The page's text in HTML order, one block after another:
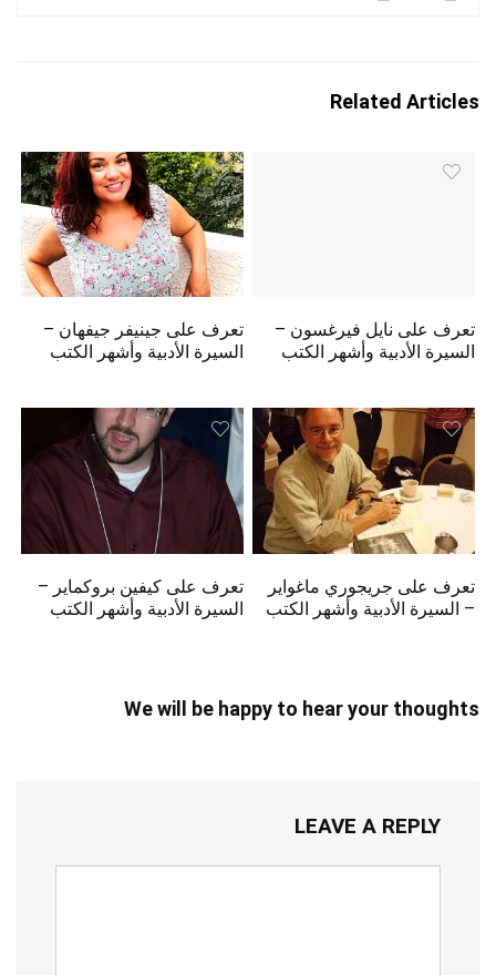
Related Articles
تعرف على نايل فيرغسون –
السيرة الأدبية وأشهر الكتب
تعرف على جينيفر جيفهان –
السيرة الأدبية وأشهر الكتب
تعرف على جريجوري ماغواير
– السيرة الأدبية وأشهر الكتب
تعرف على كيفين بروكماير –
السيرة الأدبية وأشهر الكتب
We will be happy to hear your thoughts
LEAVE A REPLY